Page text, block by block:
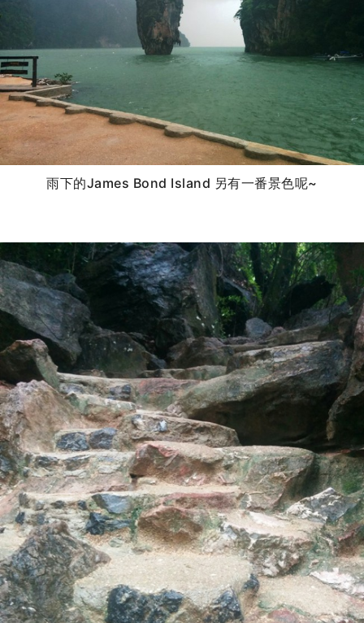
雨下的James Bond Island 另有一番景色呢~